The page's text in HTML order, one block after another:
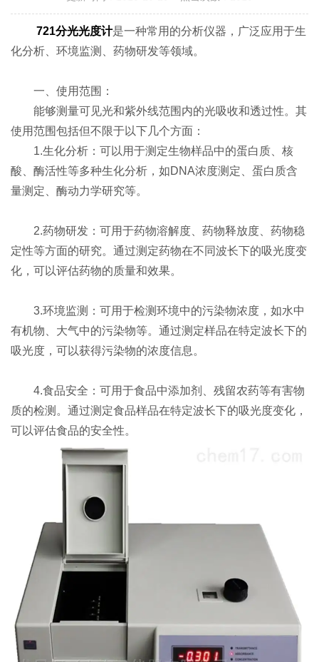
721分光光度计是一种常用的分析仪器，广泛应用于生
化分析、环境监测、药物研发等领域。
一、使用范围：
能够测量可见光和紫外线范围内的光吸收和透过性。其
使用范围包括但不限于以下几个方面：
1.生化分析：可以用于测定生物样品中的蛋白质、核
酸、酶活性等多种生化分析，如DNA浓度测定、蛋白质含
量测定、酶动力学研究等。
2.药物研发：可用于药物溶解度、药物释放度、药物稳
定性等方面的研究。通过测定药物在不同波长下的吸光度变
化，可以评估药物的质量和效果。
3.环境监测：可用于检测环境中的污染物浓度，如水中
有机物、大气中的污染物等。通过测定样品在特定波长下的
吸光度，可以获得污染物的浓度信息。
4.食品安全：可用于食品中添加剂、残留农药等有害物
质的检测。通过测定食品样品在特定波长下的吸光度变化，
可以评估食品的安全性。